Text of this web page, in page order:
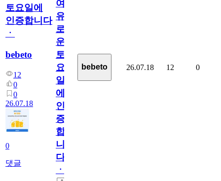
토요일에
인증합니다
ㆍ
bebeto
12
0
0
26.07.18
0
댓글
여
유
로
운
토
요
일
에
인
증
합
니
다
ㆍ
bebeto 26.07.18 12 0